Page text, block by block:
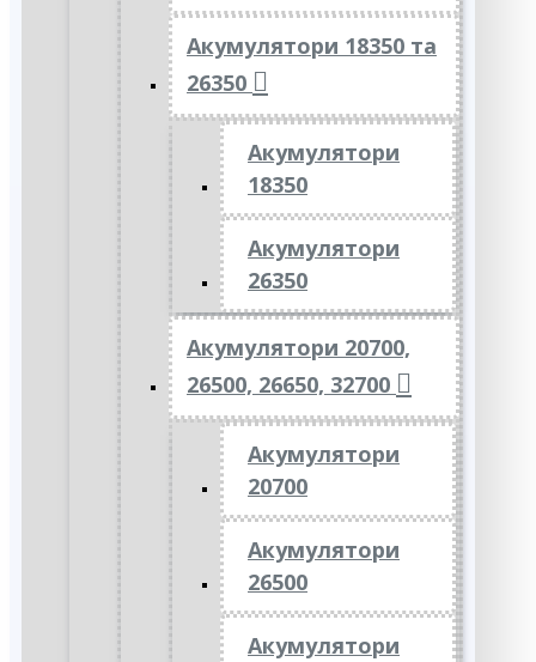
Акумулятори 18350 та
26350
Акумулятори
18350
Акумулятори
26350
Акумулятори 20700,
26500, 26650, 32700
Акумулятори
20700
Акумулятори
26500
Акумулятори